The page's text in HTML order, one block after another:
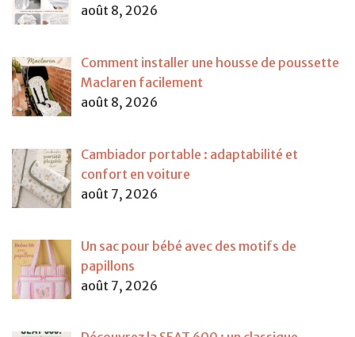
août 8, 2026
Comment installer une housse de poussette
Maclaren facilement
août 8, 2026
Cambiador portable : adaptabilité et
confort en voiture
août 7, 2026
Un sac pour bébé avec des motifs de
papillons
août 7, 2026